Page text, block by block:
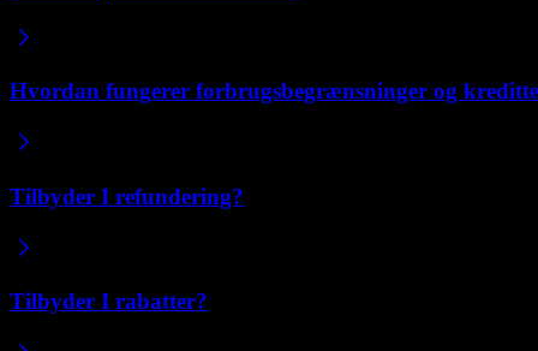
Hvordan fungerer forbrugsbegrænsninger og
Tilbyder I refundering?
Tilbyder I rabatter?